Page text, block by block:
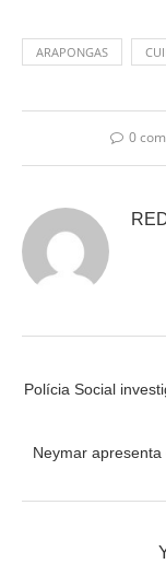
ARAPONGAS
0
Polícia Social
Neymar